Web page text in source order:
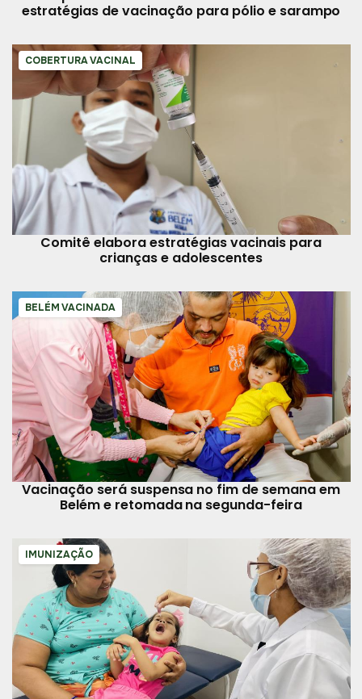
estratégias de vacinação para pólio e sarampo
COBERTURA VACINAL
Comitê elabora estratégias vacinais para
crianças e adolescentes
BELÉM VACINADA
Vacinação será suspensa no fim de semana em
Belém e retomada na segunda-feira
IMUNIZAÇÃO